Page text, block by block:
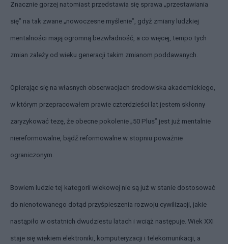
Znacznie gorzej natomiast przedstawia się sprawa „przestawiania
się” na tak zwane „nowoczesne myślenie”, gdyż zmiany ludzkiej
mentalności mają ogromną bezwładność, a co więcej, tempo tych
zmian zależy od wieku generacji takim zmianom poddawanych.
Opierając się na własnych obserwacjach środowiska akademickiego,
w którym przepracowałem prawie czterdzieści lat jestem skłonny
zaryzykować tezę, że obecne pokolenie „50 Plus” jest już mentalnie
niereformowalne, bądź reformowalne w stopniu poważnie
ograniczonym.
Bowiem ludzie tej kategorii wiekowej nie są już w stanie dostosować
do nienotowanego dotąd przyśpieszenia rozwoju cywilizacji, jakie
nastąpiło w ostatnich dwudziestu latach i wciąż następuje. Wiek XXI
staje się wiekiem elektroniki, komputeryzacji i telekomunikacji, a